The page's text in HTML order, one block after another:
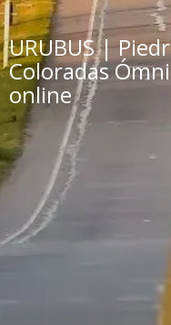
URUBUS |
Coloradas
online